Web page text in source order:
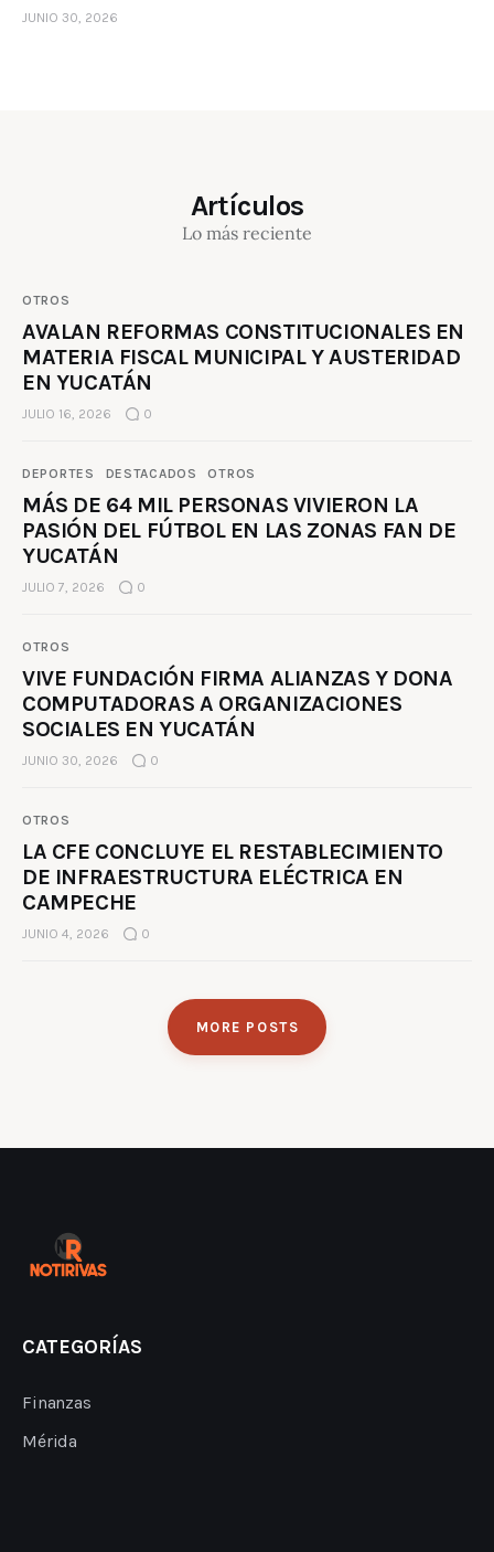
JUNIO 30, 2026
Artículos
Lo más reciente
OTROS
AVALAN REFORMAS CONSTITUCIONALES EN
MATERIA FISCAL MUNICIPAL Y AUSTERIDAD
EN YUCATÁN
JULIO 16, 2026 0
DEPORTES DESTACADOS OTROS
MÁS DE 64 MIL PERSONAS VIVIERON LA
PASIÓN DEL FÚTBOL EN LAS ZONAS FAN DE
YUCATÁN
JULIO 7, 2026 0
OTROS
VIVE FUNDACIÓN FIRMA ALIANZAS Y DONA
COMPUTADORAS A ORGANIZACIONES
SOCIALES EN YUCATÁN
JUNIO 30, 2026 0
OTROS
LA CFE CONCLUYE EL RESTABLECIMIENTO
DE INFRAESTRUCTURA ELÉCTRICA EN
CAMPECHE
JUNIO 4, 2026 0
MORE POSTS
CATEGORÍAS
Finanzas
Mérida